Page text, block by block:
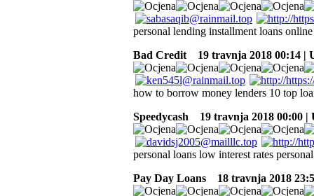
personal lending installment loans
Bad Credit
19 travnja 2018 00:14 |
how to borrow money lenders 10 top
Speedycash
19 travnja 2018 00:00 |
personal loans low interest rates
Pay Day Loans
18 travnja 2018